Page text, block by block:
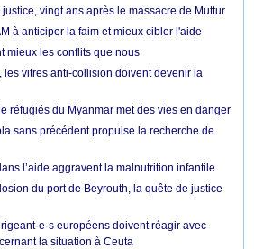
justice, vingt ans après le massacre de Muttur
à anticiper la faim et mieux cibler l'aide
mieux les conflits que nous
les vitres anti-collision doivent devenir la
réfugiés du Myanmar met des vies en danger
sans précédent propulse la recherche de
l’aide aggravent la malnutrition infantile
du port de Beyrouth, la quête de justice
européens doivent réagir avec
la situation à Ceuta